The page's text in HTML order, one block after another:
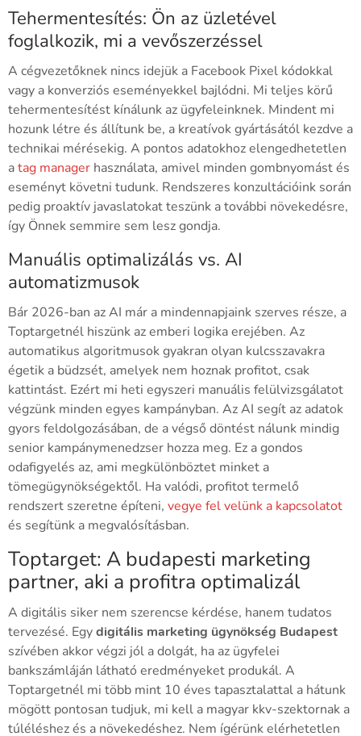
Tehermentesítés: Ön az üzletével
foglalkozik, mi a vevőszerzéssel
A cégvezetőknek nincs idejük a Facebook Pixel kódokkal
vagy a konverziós eseményekkel bajlódni. Mi teljes körű
tehermentesítést kínálunk az ügyfeleinknek. Mindent mi
hozunk létre és állítunk be, a kreatívok gyártásától kezdve a
technikai mérésekig. A pontos adatokhoz elengedhetetlen
atag manager használata, amivel minden gombnyomást és
eseményt követni tudunk. Rendszeres konzultációink során
pedig proaktív javaslatokat teszünk a további növekedésre,
így Önnek semmire sem lesz gondja.
Manuális optimalizálás vs. AI
automatizmusok
Bár 2026-ban az AI már a mindennapjaink szerves része, a
Toptargetnél hiszünk az emberi logika erejében. Az
automatikus algoritmusok gyakran olyan kulcsszavakra
égetik a büdzsét, amelyek nem hoznak profitot, csak
kattintást. Ezért mi heti egyszeri manuális felülvizsgálatot
végzünk minden egyes kampányban. Az AI segít az adatok
gyors feldolgozásában, de a végső döntést nálunk mindig
senior kampánymenedzser hozza meg. Ez a gondos
odafigyelés az, ami megkülönböztet minket a
tömegügynökségektől. Ha valódi, profitot termelő
rendszert szeretne építeni, vegye fel velünk a kapcsolatot
és segítünk a megvalósításban.
Toptarget: A budapesti marketing
partner, aki a profitra optimalizál
A digitális siker nem szerencse kérdése, hanem tudatos
tervezésé. Egydigitális marketing ügynökség Budapest
szívében akkor végzi jól a dolgát, ha az ügyfelei
bankszámláján látható eredményeket produkál. A
Toptargetnél mi több mint 10 éves tapasztalattal a hátunk
mögött pontosan tudjuk, mi kell a magyar kkv-szektornak a
túléléshez és a növekedéshez. Nem ígérünk elérhetetlen